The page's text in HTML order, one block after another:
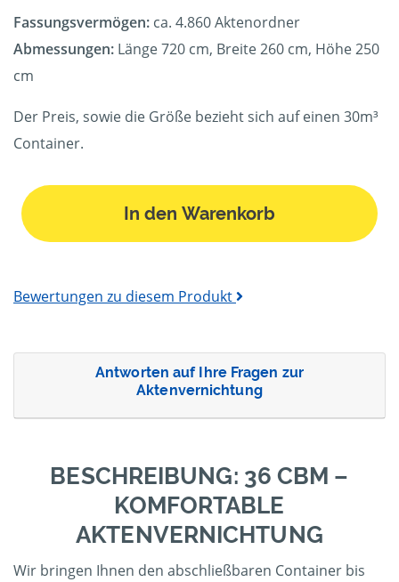
Fassungsvermögen: ca. 4.860 Aktenordner
Abmessungen: Länge 720 cm, Breite 260 cm, Höhe 250
cm
Der Preis, sowie die Größe bezieht sich auf einen 30m³
Container.
In den Warenkorb
Bewertungen zu diesem Produkt
Antworten auf Ihre Fragen zur
Aktenvernichtung
BESCHREIBUNG: 36 CBM –
KOMFORTABLE
AKTENVERNICHTUNG
Wir bringen Ihnen den abschließbaren Container bis